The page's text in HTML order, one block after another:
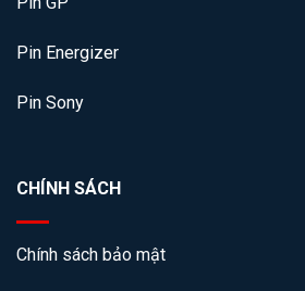
Pin Energizer
Pin Sony
CHÍNH SÁCH
Chính sách bảo mật